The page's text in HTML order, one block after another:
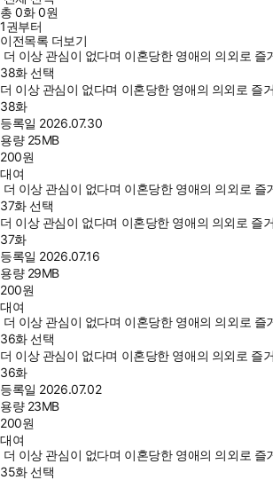
총0화0원
1권부터
이전목록 더보기
더 이상 관심이 없다며 이혼당한 영애의 의외로 즐
38화 선택
더 이상 관심이 없다며 이혼당한 영애의 의외로 즐
38화
등록일 2026.07.30
용량 25MB
200원
대여
더 이상 관심이 없다며 이혼당한 영애의 의외로 즐
37화 선택
더 이상 관심이 없다며 이혼당한 영애의 의외로 즐
37화
등록일 2026.07.16
용량 29MB
200원
대여
더 이상 관심이 없다며 이혼당한 영애의 의외로 즐
36화 선택
더 이상 관심이 없다며 이혼당한 영애의 의외로 즐
36화
등록일 2026.07.02
용량 23MB
200원
대여
더 이상 관심이 없다며 이혼당한 영애의 의외로 즐
35화 선택